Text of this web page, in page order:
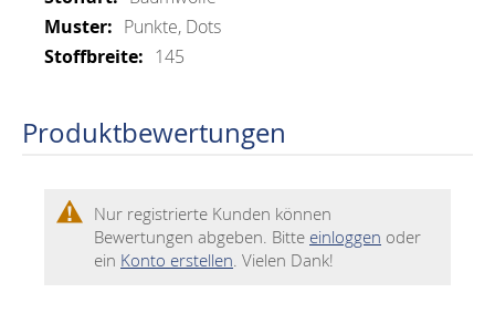
Punkte, Dots
145
Produktbewertungen
Nur registrierte Kunden können
Bewertungen abgeben. Bitte einloggen oder
ein Konto erstellen. Vielen Dank!